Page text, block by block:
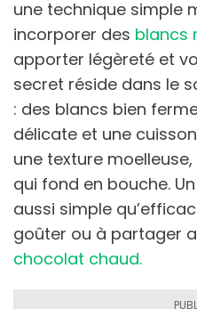
une technique simple
incorporer des blancs
apporter légèreté et
secret réside dans le
: des blancs bien
délicate et une
une texture
qui fond en bouche.
aussi simple
goûter ou à partager
chocolat chaud.